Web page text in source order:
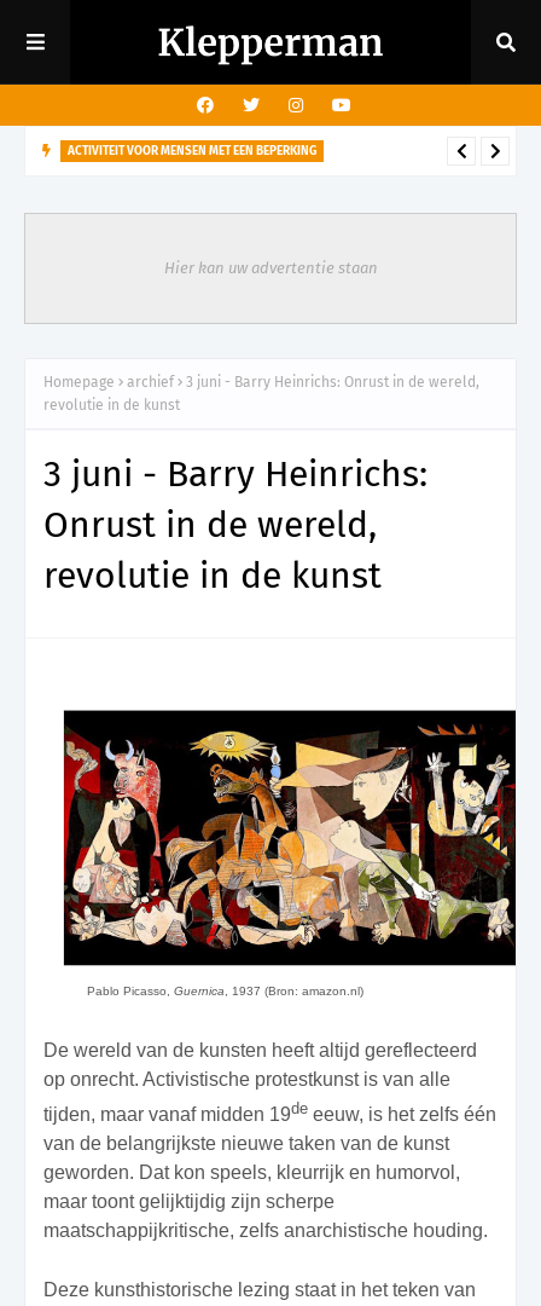
ACTIVITEIT VOOR MENSEN MET EEN BEPERKING
visuele beperking
Hier kan uw advertentie staan
Homepage archief
3 juni - Barry Heinrichs: Onrust in de wereld,
revolutie in de kunst
3 juni - Barry Heinrichs:
Onrust in de wereld,
revolutie in de kunst
Pablo Picasso, Guernica , 1937 (Bron: amazon.nl)
De wereld van de kunsten heeft altijd gereflecteerd
op onrecht. Activistische protestkunst is van alle
tijden, maar vanaf midden 19de eeuw, is het zelfs één
van de belangrijkste nieuwe taken van de kunst
geworden. Dat kon speels, kleurrijk en humorvol,
maar toont gelijktijdig zijn scherpe
maatschappijkritische, zelfs anarchistische houding.
Deze kunsthistorische lezing staat in het teken van